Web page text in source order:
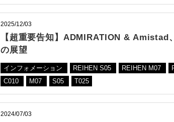
2025/12/03
【超重要告知】ADMIRATION & Amistad
の展望
インフォメーション REIHEN S05 REIHEN M07
C010
M07 S05 T025
2024/07/03